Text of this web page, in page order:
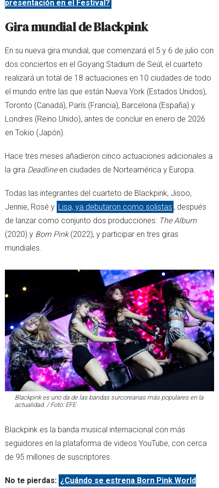
presentación en el Festival?
Gira mundial de Blackpink
En su nueva gira mundial, que comenzará el 5 y 6 de julio con
dos conciertos en el Goyang Stadium de Seúl, el cuarteto
realizará un total de 18 actuaciones en 10 ciudades de todo
el mundo entre las que están Nueva York (Estados Unidos),
Toronto (Canadá), París (Francia), Barcelona (España) y
Londres (Reino Unido), antes de concluir en enero de 2026
en Tokio (Japón).
Hace tres meses añadieron cinco actuaciones adicionales a
la gira Deadlineen ciudades de Norteamérica y Europa.
Todas las integrantes del cuarteto de Blackpink, Jisoo,
Jennie, Rosé y Lisa, ya debutaron como solistas , después
de lanzar como conjunto dos producciones: The Album
(2020) y Born Pink(2022), y participar en tres giras
mundiales.
Blackpink es uno da de las bandas surcoreanas más populares en la
actualidad. / Foto: EFE
Blackpink es la banda musical internacional con más
seguidores en la plataforma de videos YouTube, con cerca
de 95 millones de suscriptores.
No te pierdas: ¿Cuándo se estrena Born Pink World